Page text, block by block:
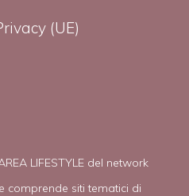
(UE)
LIFESTYLE del network
comprende siti tematici di